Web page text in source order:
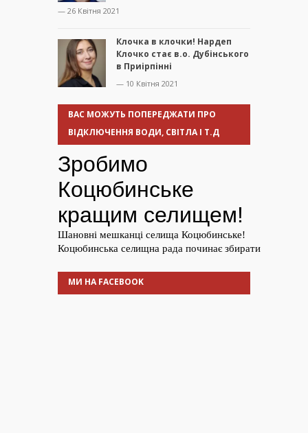
— 26 Квітня 2021
Клочка в клочки! Нардеп
Клочко стає в.о. Дубінського
в Приірпінні
— 10 Квітня 2021
ВАС МОЖУТЬ ПОПЕРЕДЖАТИ ПРО
ВІДКЛЮЧЕННЯ ВОДИ, СВІТЛА І Т.Д
МИ НА FACEBOOK